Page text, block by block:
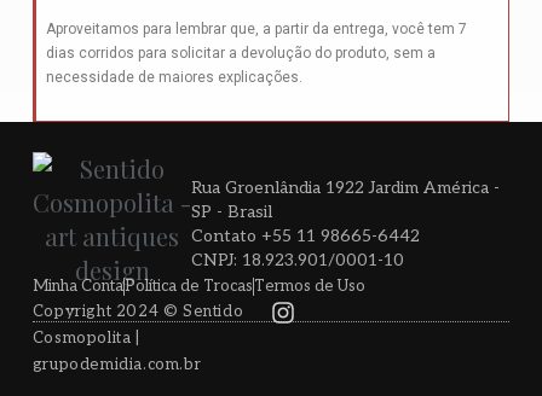
Aproveitamos para lembrar que, a partir da entrega, você tem 7
dias corridos para solicitar a devolução do produto, sem a
necessidade de maiores explicações.
Rua Groenlândia 1922 Jardim América -
SP - Brasil
Contato +55 11 98665-6442
CNPJ: 18.923.901/0001-10
Minha ContaPolítica de TrocasTermos de Uso
Copyright 2024 © Sentido
Cosmopolita |
grupodemidia.com.br